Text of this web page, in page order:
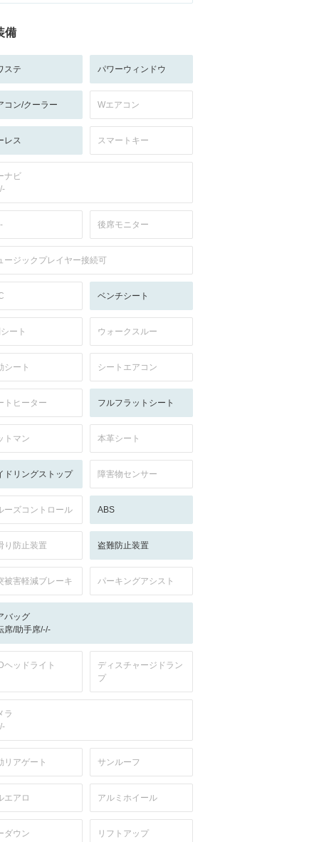
備
ステ パワーウィンドウ
コン/クーラー Wエアコン
レス スマートキー
ナビ
後席モニター
ージックプレイヤー接続可
ベンチシート
ート ウォークスルー
シート シートエアコン
トヒーター フルフラットシート
トマン 本革シート
ドリングストップ 障害物センサー
ーズコントロール ABS
り防止装置 盗難防止装置
被害軽減ブレーキ パーキングアシスト
バッグ
席/助手席/-/-
ヘッドライト
ディスチャージドラン
プ
ラ
リアゲート サンルーフ
エアロ アルミホイール
ダウン リフトアップ